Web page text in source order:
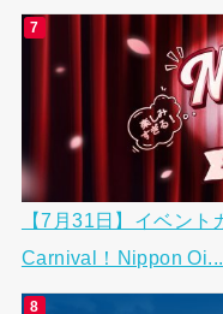
【7月31日】イベン
Carnival！Nippon Oi...